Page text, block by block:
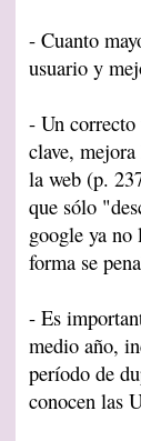
- Cuanto
usuario y
- Un correcto
clave,
la web (p.
que sólo
google ya no
forma se
- Es
medio año,
período de
conocen las